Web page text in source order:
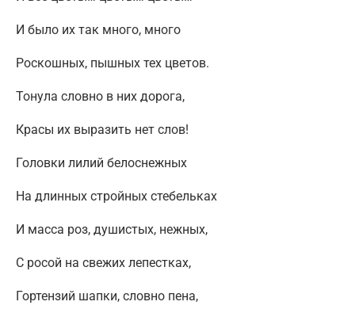
И было их так много, много
Роскошных, пышных тех цветов.
Тонула словно в них дорога,
Красы их выразить нет слов!
Головки лилий белоснежных
На длинных стройных стебельках
И масса роз, душистых, нежных,
С росой на свежих лепестках,
Гортензий шапки, словно пена,